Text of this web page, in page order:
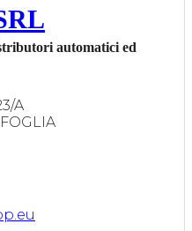
automatici ed
A